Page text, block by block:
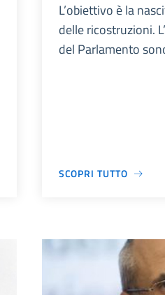
L’obiettivo è la
delle ricostruzioni.
del Parlamento
SCOPRI TUTTO